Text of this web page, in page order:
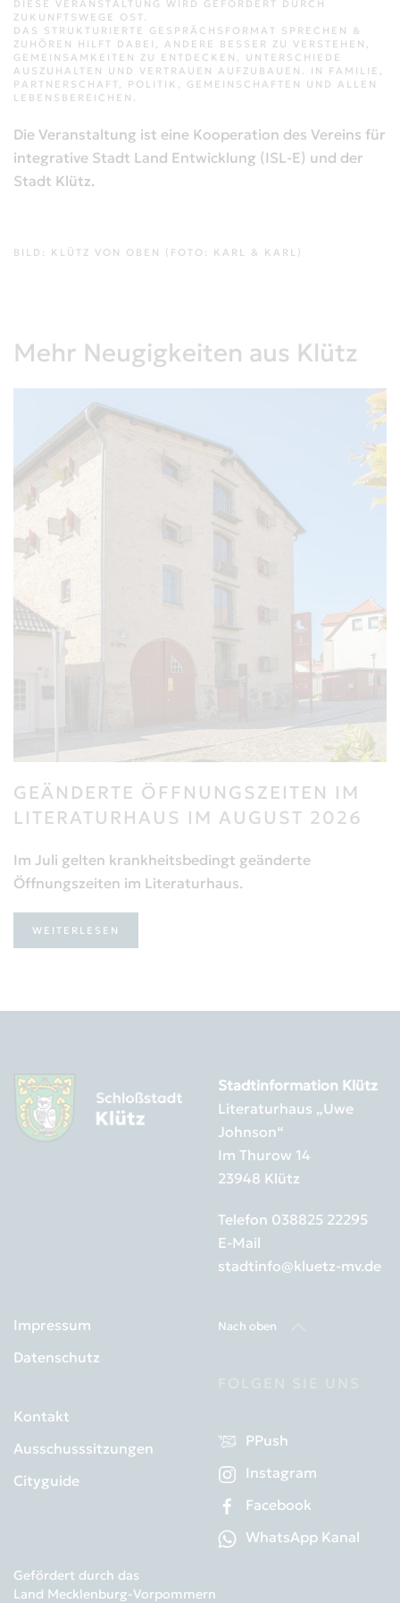
DIESE VERANSTALTUNG WIRD GEFÖRDERT DURCH
ZUKUNFTSWEGE OST.
DAS STRUKTURIERTE GESPRÄCHSFORMAT SPRECHEN &
ZUHÖREN HILFT DABEI, ANDERE BESSER ZU VERSTEHEN,
GEMEINSAMKEITEN ZU ENTDECKEN, UNTERSCHIEDE
AUSZUHALTEN UND VERTRAUEN AUFZUBAUEN. IN FAMILIE,
PARTNERSCHAFT, POLITIK, GEMEINSCHAFTEN UND ALLEN
LEBENSBEREICHEN.
Die Veranstaltung ist eine Kooperation des Vereins für
integrative Stadt Land Entwicklung (ISL-E) und der
Stadt Klütz.
BILD: KLÜTZ VON OBEN (FOTO: KARL & KARL)
Mehr Neugigkeiten aus Klütz
GEÄNDERTE ÖFFNUNGSZEITEN IM
LITERATURHAUS IM AUGUST 2026
Im Juli gelten krankheitsbedingt geänderte
Öffnungszeiten im Literaturhaus.
WEITERLESEN
Stadtinformation Klütz
Literaturhaus „Uwe
Johnson“
Im Thurow 14
23948 Klütz
Telefon 038825 22295
E-Mail
stadtinfo@kluetz-mv.de
Impressum
Datenschutz
Kontakt
Ausschusssitzungen
Cityguide
Nach oben
PPush
Instagram
Facebook
WhatsApp Kanal
Gefördert durch das
Land Mecklenburg-Vorpommern